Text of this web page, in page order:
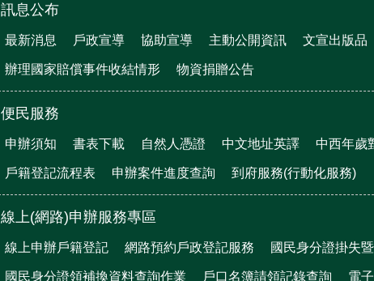
訊息公布
最新消息 戶政宣導 協助宣導 主動公開資訊 文宣出版品
辦理國家賠償事件收結情形 物資捐贈公告
便民服務
申辦須知 書表下載 自然人憑證 中文地址英譯 中西年歲
戶籍登記流程表 申辦案件進度查詢 到府服務(行動化服務)
線上(網路)申辦服務專區
線上申辦戶籍登記 網路預約戶政登記服務 國民身分證掛失
國民身分證領補換資料查詢作業 戶口名簿請領記錄查詢 電